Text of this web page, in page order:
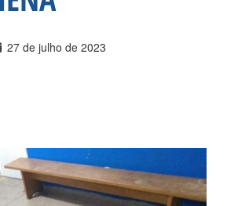
27 de julho de 2023